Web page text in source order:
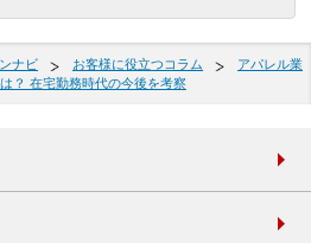
ナビ お客様に役立つコラム
アパレル業
？ 在宅勤務時代の今後を考察